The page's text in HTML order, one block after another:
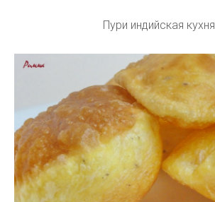
Пури индийская кухня